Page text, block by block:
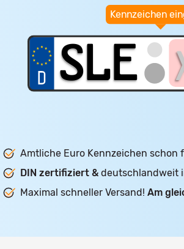
Kennzeichen
Amtliche Euro Kennzeichen schon
DIN zertifiziert & deutschlandweit
Maximal schneller Versand! Am